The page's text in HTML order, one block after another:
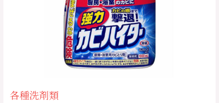
各種洗剤類
1000